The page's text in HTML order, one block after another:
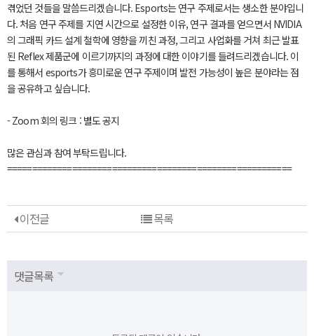
겪었던 것들을 말씀드리겠습니다. Esports는 연구 주제로서는 생소한 분야입니
다. 처음 연구 주제를 지연 시간으로 설정한 이유, 연구 결과를 얻으면서 NVIDIA
의 그래픽 카드 설계 철학에 영향을 끼친 과정, 그리고 사업화를 거쳐 최근 발표
된 Reflex 제품군에 이르기까지의 과정에 대한 이야기를 들려드리겠습니다. 이
를 통해서 esports가 흥미로운 연구 주제이며 발전 가능성이 높은 분야라는 점
을 공유하고 싶습니다.
- Zoom 회의 링크 : 별도 공지
많은 관심과 참여 부탁드립니다.
=========================================================
이전글 목록
댓글목록